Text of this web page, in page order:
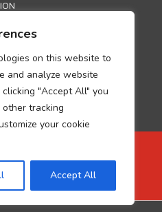
on this website to
and analyze website
"Accept All" you
tracking
your cookie
Accept All
SÉCURITÉ